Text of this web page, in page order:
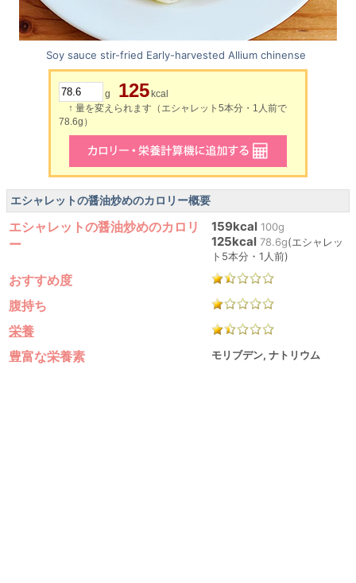
Soy sauce stir-fried Early-harvested Allium chinense
g 125 kcal
↑ 量を変えられます（エシャレット5本分・1人前で
78.6g）
エシャレットの醤油炒めのカロリー概要
エシャレットの醤油炒めのカロリ
ー
159kcal 100g
125kcal 78.6g(エシャレッ
ト5本分・1人前)
おすすめ度
腹持ち
栄養
豊富な栄養素
モリブデン, ナトリウム